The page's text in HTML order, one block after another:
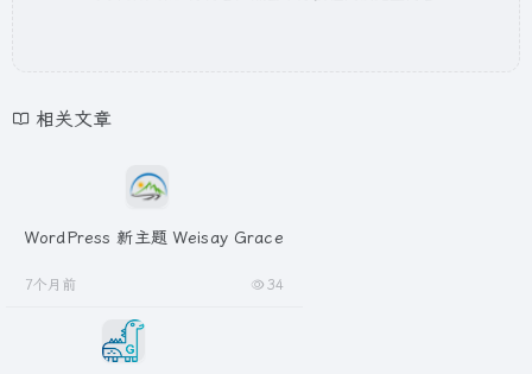
相关文章
WordPress 新主题 Weisay Grace
7个月前 34